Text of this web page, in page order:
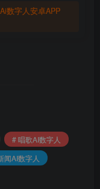
数字人安卓APP
# 唱歌AI数字人
闻AI数字人